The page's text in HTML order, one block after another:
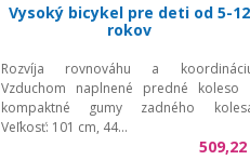
Vysoký bicykel pre deti od 5-12
rokov
Rozvíja rovnováhu a
Vzduchom naplnené predné koleso
kompaktné gumy zadného
Veľkosť: 101 cm, 44...